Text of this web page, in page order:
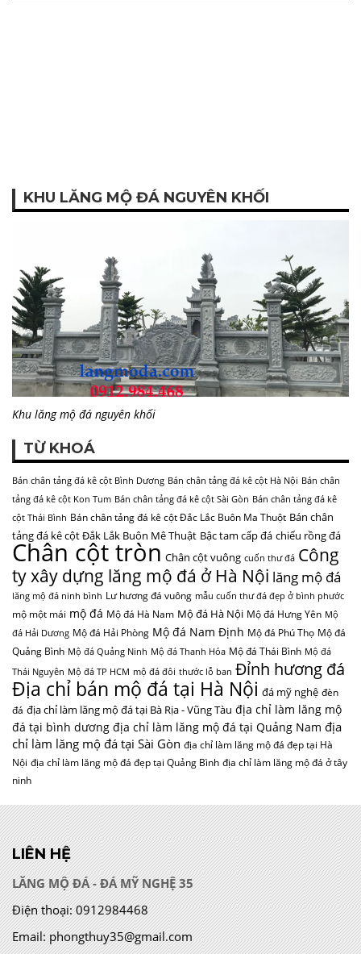
KHU LĂNG MỘ ĐÁ NGUYÊN KHỐI
Khu lăng mộ đá nguyên khối
TỪ KHOÁ
Bán chân tảng đá kê cột Bình Dương Bán chân tảng đá kê cột Hà Nội Bán chân
tảng đá kê cột Kon Tum Bán chân tảng đá kê cột Sài Gòn Bán chân tảng đá kê
cột Thái Bình Bán chân tảng đá kê cột Đắc Lắc Buôn Ma Thuột Bán chân
tảng đá kê cột Đắk Lắk Buôn Mê Thuật Bậc tam cấp đá chiếu rồng đá
Chân cột tròn Chân cột vuông cuốn thư đá Công
ty xây dựng lăng mộ đá ở Hà Nội lăng mộ đá
lăng mộ đá ninh bình Lư hương đá vuông mẫu cuốn thư đá đẹp ở bình phước
mộ một mái mộ đá Mộ đá Hà Nam Mộ đá Hà Nội Mộ đá Hưng Yên Mộ
đá Hải Dương Mộ đá Hải Phòng Mộ đá Nam Định Mộ đá Phú Thọ Mộ đá
Quảng Bình Mộ đá Quảng Ninh Mộ đá Thanh Hóa Mộ đá Thái Bình Mộ đá
Thái Nguyên Mộ đá TP HCM mộ đá đôi thước lỗ ban Đỉnh hương đá
Địa chỉ bán mộ đá tại Hà Nội đá mỹ nghệ đèn
đá địa chỉ làm lăng mộ đá tại Bà Rịa - Vũng Tàu địa chỉ làm lăng mộ
đá tại bình dương địa chỉ làm lăng mộ đá tại Quảng Nam địa
chỉ làm lăng mộ đá tại Sài Gòn địa chỉ làm lăng mộ đá đẹp tại Hà
Nội địa chỉ làm lăng mộ đá đẹp tại Quảng Bình địa chỉ làm lăng mộ đá ở tây
ninh
LIÊN HỆ
LĂNG MỘ ĐÁ - ĐÁ MỸ NGHỆ 35
Điện thoại: 0912984468
Email: phongthuy35@gmail.com